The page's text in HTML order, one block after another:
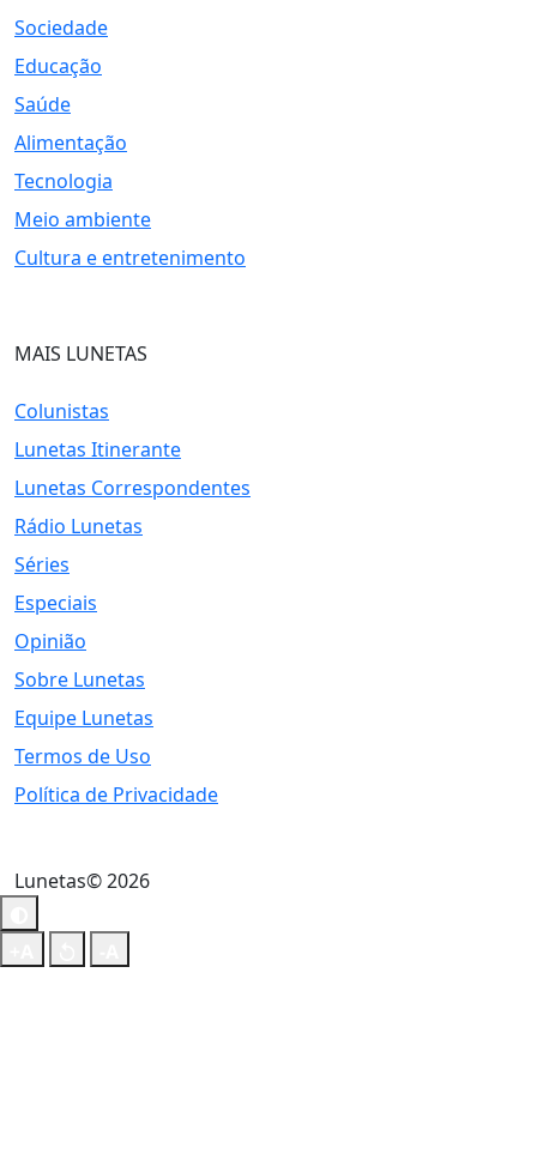
Sociedade
Educação
Saúde
Alimentação
Tecnologia
Meio ambiente
Cultura e entretenimento
MAIS LUNETAS
Colunistas
Lunetas Itinerante
Lunetas Correspondentes
Rádio Lunetas
Séries
Especiais
Opinião
Sobre Lunetas
Equipe Lunetas
Termos de Uso
Política de Privacidade
Lunetas© 2026